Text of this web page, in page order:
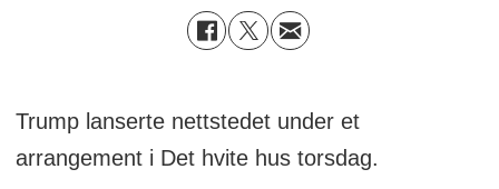
Trump lanserte nettstedet under et
arrangement i Det hvite hus torsdag.